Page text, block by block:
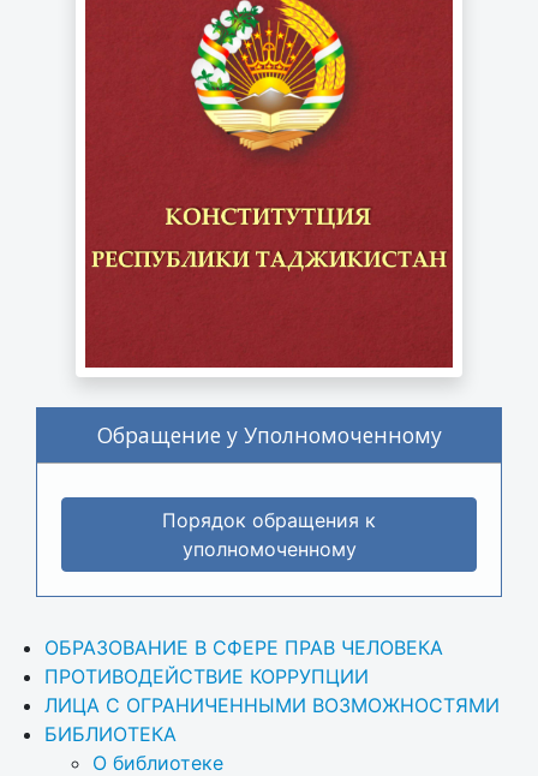
Обращение у Уполномоченному
Порядок обращения к
уполномоченному
ОБРАЗОВАНИЕ В СФЕРЕ ПРАВ ЧЕЛОВЕКА
ПРОТИВОДЕЙСТВИЕ КОРРУПЦИИ
ЛИЦА С ОГРАНИЧЕННЫМИ ВОЗМОЖНОСТЯМИ
БИБЛИОТЕКА
О библиотеке